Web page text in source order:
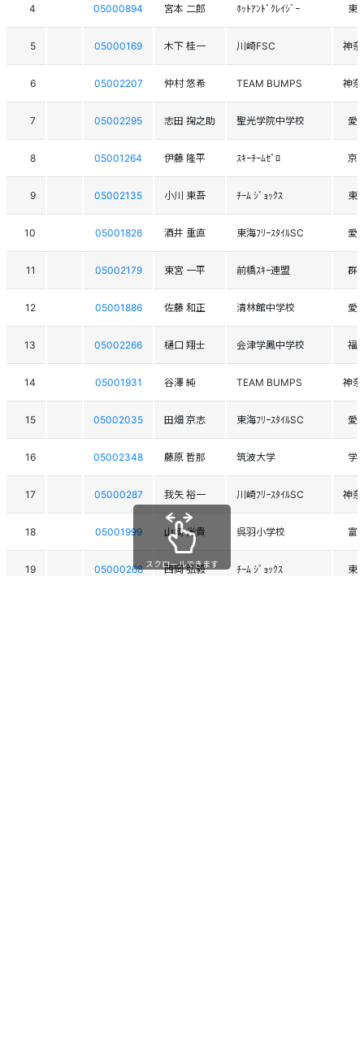
4 05000894 宮本 二郎 ﾎｯﾄｱﾝﾄﾞｸﾚｲｼﾞｰ 東
5 05000169 木下 桂一 川崎FSC 神
6 05002207 仲村 悠希 TEAM BUMPS 神
7 05002295 志田 掬之助 聖光学院中学校 愛
8 05001264 伊藤 隆平 ｽｷｰﾁｰﾑｾﾞﾛ 京
9 05002135 小川 東吾 ﾁｰﾑ ｼﾞｮｯｸｽ 東
10 05001826 酒井 重直 東海ﾌﾘｰｽﾀｲﾙSC 愛
11 05002179 東宮 一平 前橋ｽｷｰ連盟 群
12 05001886 佐藤 和正 清林館中学校 愛
13 05002266 樋口 翔士 会津学鳳中学校 福
14 05001931 谷澤 純 TEAM BUMPS 神
15 05002035 田畑 京志 東海ﾌﾘｰｽﾀｲﾙSC 愛
16 05002348 藤原 哲那 筑波大学 学
17 05000287 我矢 裕一 川崎ﾌﾘｰｽﾀｲﾙSC 神
18 05001999 山崎 光貴 呉羽小学校 富
19 05000268 西岡 弘毅 ﾁｰﾑ ｼﾞｮｯｸｽ 東
スクロールできます